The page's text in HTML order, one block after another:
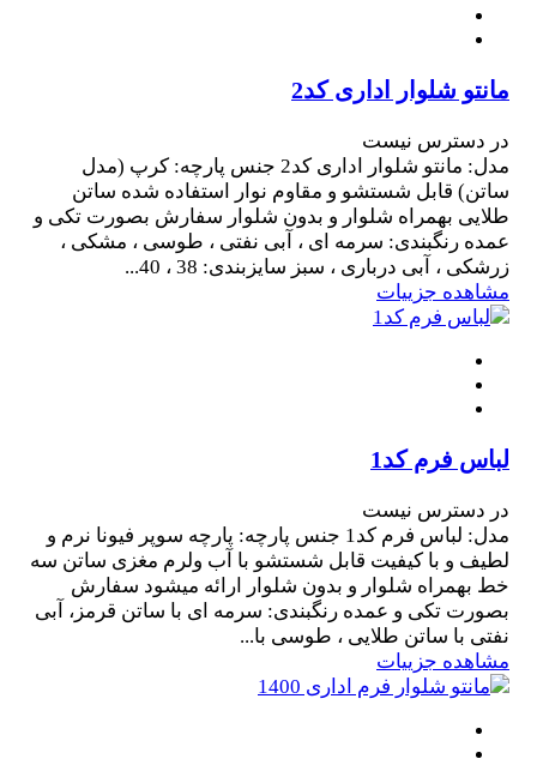
مانتو شلوار اداری کد2
در دسترس نیست
مدل: مانتو شلوار اداری کد2 جنس پارچه: کرپ (مدل
ساتن) قابل شستشو و مقاوم نوار استفاده شده ساتن
طلایی بهمراه شلوار و بدون شلوار سفارش بصورت تکی و
عمده رنگبندی: سرمه ای ، آبی نفتی ، طوسی ، مشکی ،
زرشکی ، آبی درباری ، سبز سایزبندی: 38 ، 40...
مشاهده جزییات
لباس فرم کد1
در دسترس نیست
مدل: لباس فرم کد1 جنس پارچه: پارچه سوپر فیونا نرم و
لطیف و با کیفیت قابل شستشو با آب ولرم مغزی ساتن سه
خط بهمراه شلوار و بدون شلوار ارائه میشود سفارش
بصورت تکی و عمده رنگبندی: سرمه ای با ساتن قرمز، آبی
نفتی با ساتن طلایی ، طوسی با...
مشاهده جزییات